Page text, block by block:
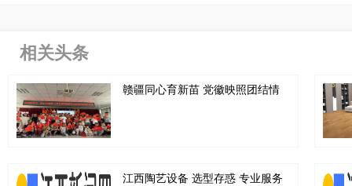
相关头条
赣疆同心育新苗 党徽映照团结情
江西陶艺设备 选型存惑 专业服务